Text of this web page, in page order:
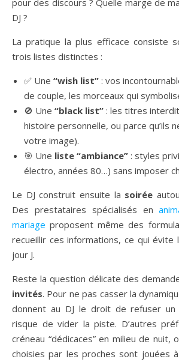
pour des discours ? Quelle marge de
DJ ?
La pratique la plus efficace consiste
trois listes distinctes :
✅ Une “wish list” : vos
de couple, les morceaux qui
🚫 Une “black list” : les titres
histoire personnelle, ou parce qu’ils
votre image).
🎯 Une liste “ambiance” : styles
électro, années 80…) sans imposer
Le DJ construit ensuite la soirée
Des prestataires spécialisés en
mariage proposent même des
recueillir ces informations, ce qui évite
jour J.
Reste la question délicate des
invités. Pour ne pas casser la
donnent au DJ le droit de refuser un
risque de vider la piste. D’autres
créneau “dédicaces” en milieu de nuit,
choisies par les proches sont jouées